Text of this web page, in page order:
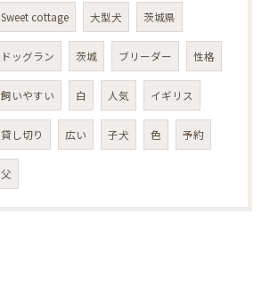
Sweet cottage 大型犬 茨城県
ドッグラン 茨城 ブリーダー 性格
飼いやすい 白 人気 イギリス
貸し切り 広い 子犬 色 予約
父